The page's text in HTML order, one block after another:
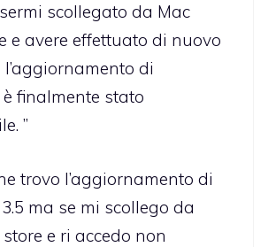
scollegato da Mac
e avere effettuato di nuovo
l’aggiornamento di
finalmente stato
”
trovo l’aggiornamento di
ma se mi scollego da
e ri accedo non